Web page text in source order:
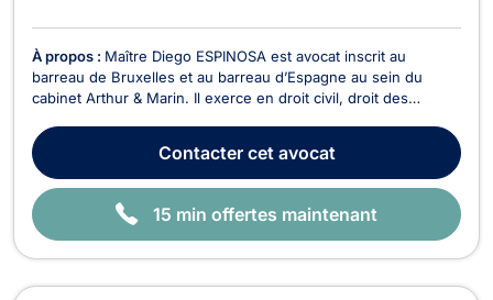
À propos : Maître Diego ESPINOSA est avocat inscrit au
barreau de Bruxelles et au barreau d’Espagne au sein du
cabinet Arthur & Marin. Il exerce en droit civil, droit des
numérique, ainsi qu'en droit douanier. Trilingue en espagnol,
français et anglais, Maître ESPINOSA acc...
Contactercet avocat
15 min offertes maintenant